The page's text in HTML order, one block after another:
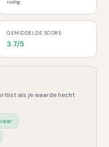
nodig
GEMIDDELDE SCORE
3.7/5
als je waarde hecht